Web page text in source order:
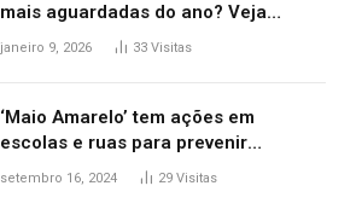
mais aguardadas do ano? Veja
principais lançamentos do cinema
janeiro 9, 2026 33 Visitas
‘Maio Amarelo’ tem ações em
escolas e ruas para prevenir
acidentes no trânsito no AP
setembro 16, 2024 29 Visitas